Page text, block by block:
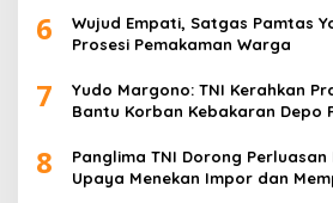
6
Wujud Empati, Satgas Pamtas
Prosesi Pemakaman Warga
7
Yudo Margono: TNI Kerahkan
Bantu Korban Kebakaran Depo
8
Panglima TNI Dorong Perluasan
Upaya Menekan Impor dan